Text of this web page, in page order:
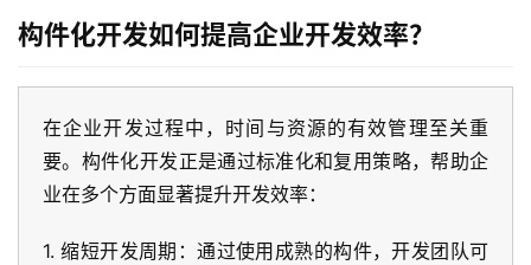
构件化开发如何提高企业开发效率？
在企业开发过程中，时间与资源的有效管理至关重
要。构件化开发正是通过标准化和复用策略，帮助企
业在多个方面显著提升开发效率：
1. 缩短开发周期：通过使用成熟的构件，开发团队可